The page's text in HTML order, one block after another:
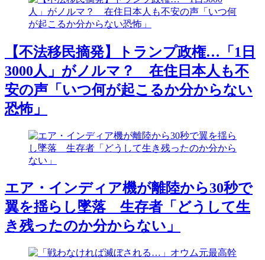
【不法移民摘発】トランプ政権…「1日
3000人」がノルマ？ 在住日本人も不
安の声「いつ何が起こるか分からない
恐怖」
エア・インディア機が離陸から30秒で
翼を揺らし墜落 生存者「どうして生
き残ったのか分からない」